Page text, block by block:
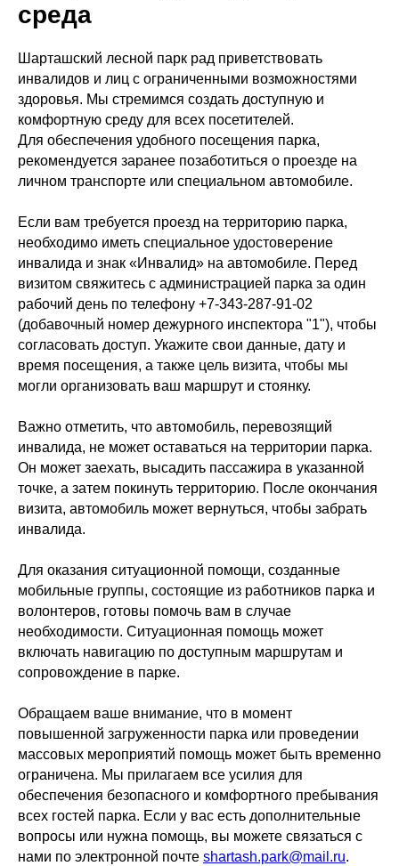
среда
Шарташский лесной парк рад приветствовать
инвалидов и лиц с ограниченными возможностями
здоровья. Мы стремимся создать доступную и
комфортную среду для всех посетителей.
Для обеспечения удобного посещения парка,
рекомендуется заранее позаботиться о проезде на
личном транспорте или специальном автомобиле.
Если вам требуется проезд на территорию парка,
необходимо иметь специальное удостоверение
инвалида и знак «Инвалид» на автомобиле. Перед
визитом свяжитесь с администрацией парка за один
рабочий день по телефону +7-343-287-91-02
(добавочный номер дежурного инспектора "1"), чтобы
согласовать доступ. Укажите свои данные, дату и
время посещения, а также цель визита, чтобы мы
могли организовать ваш маршрут и стоянку.
Важно отметить, что автомобиль, перевозящий
инвалида, не может оставаться на территории парка.
Он может заехать, высадить пассажира в указанной
точке, а затем покинуть территорию. После окончания
визита, автомобиль может вернуться, чтобы забрать
инвалида.
Для оказания ситуационной помощи, созданные
мобильные группы, состоящие из работников парка и
волонтеров, готовы помочь вам в случае
необходимости. Ситуационная помощь может
включать навигацию по доступным маршрутам и
сопровождение в парке.
Обращаем ваше внимание, что в момент
повышенной загруженности парка или проведении
массовых мероприятий помощь может быть временно
ограничена. Мы прилагаем все усилия для
обеспечения безопасного и комфортного пребывания
всех гостей парка. Если у вас есть дополнительные
вопросы или нужна помощь, вы можете связаться с
нами по электронной почте shartash.park@mail.ru.